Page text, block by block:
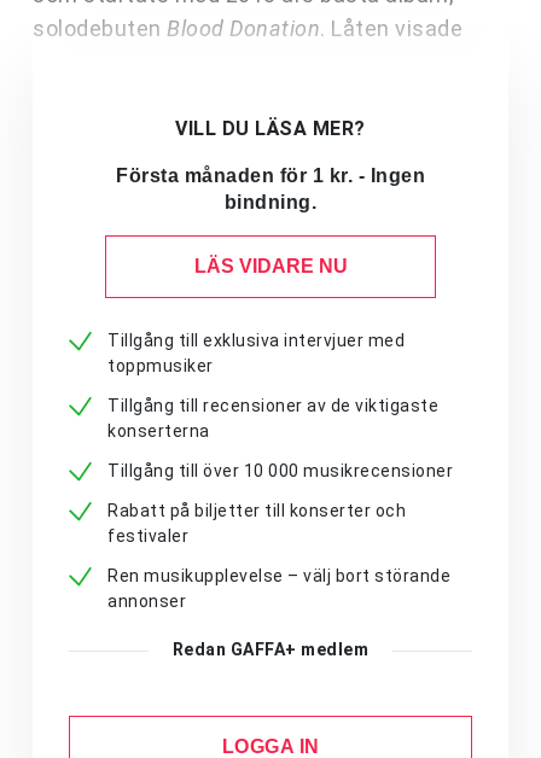
solodebuten Blood Donation. Låten visade
VILL DU LÄSA MER?
Första månaden för 1 kr. - Ingen
bindning.
LÄS VIDARE NU
Tillgång till exklusiva intervjuer med
toppmusiker
Tillgång till recensioner av de viktigaste
konserterna
Tillgång till över 10 000 musikrecensioner
Rabatt på biljetter till konserter och
festivaler
Ren musikupplevelse – välj bort störande
annonser
Redan GAFFA+ medlem
LOGGA IN